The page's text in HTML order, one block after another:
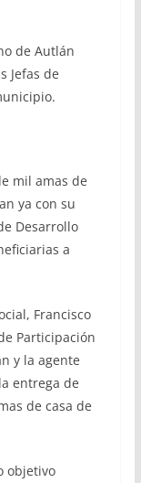
de Autlán
Jefas de
mil amas de
ya con su
Desarrollo
a
Francisco
Participación
y la agente
entrega de
de casa de
objetivo